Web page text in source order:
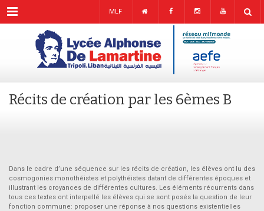
Menu MLF
Récits de création par les 6èmes B
Dans le cadre d’une séquence sur les récits de création, les élèves ont lu des
cosmogonies monothéistes et polythéistes datant de différentes époques et
illustrant les croyances de différentes cultures. Les éléments récurrents dans
tous ces textes ont interpellé les élèves qui se sont posés la question de leur
fonction commune: proposer une réponse à nos questions existentielles